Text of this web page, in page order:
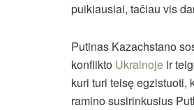
puikiausiai, tačiau vis
Putinas Kazachstano
konflikto Ukrainoje ir
kuri turi teisę egzistuoti,
ramino susirinkusius